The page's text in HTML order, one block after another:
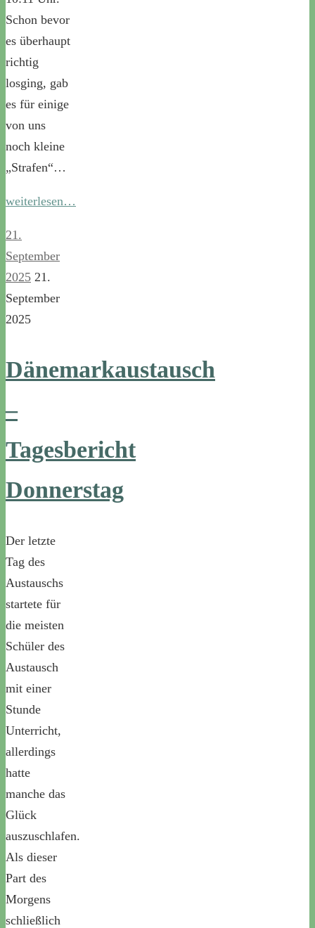
Schon bevor
es überhaupt
richtig
losging, gab
es für einige
von uns
noch kleine
„Strafen“…
weiterlesen…
21.
September
2025 21.
September
2025
Dänemarkaustausch
–
Tagesbericht
Donnerstag
Der letzte
Tag des
Austauschs
startete für
die meisten
Schüler des
Austausch
mit einer
Stunde
Unterricht,
allerdings
hatte
manche das
Glück
auszuschlafen.
Als dieser
Part des
Morgens
schließlich